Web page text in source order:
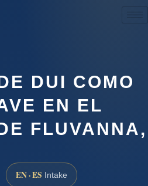
DUI COMO
EN EL
FLUVANNA,
EN · ES Intake